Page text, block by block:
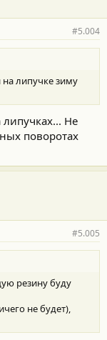
#5.004
на липучке зиму
липучках... Не
поворотах
#5.005
резину буду
не будет),